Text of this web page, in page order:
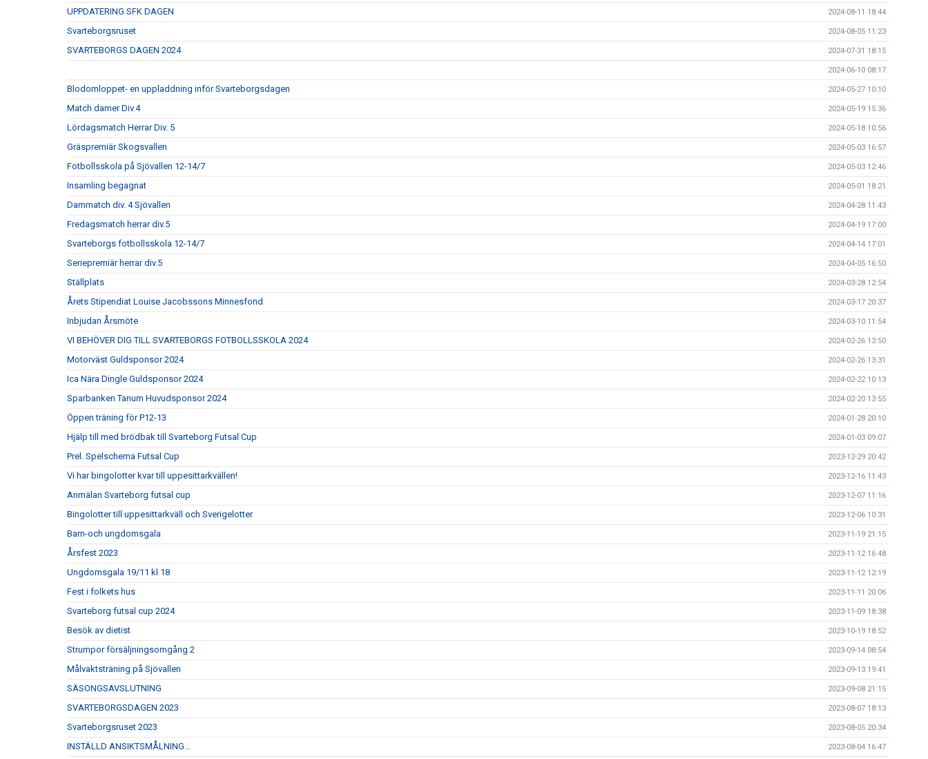
UPPDATERING SFK DAGEN 2024-08-11 18:44
Svarteborgsruset 2024-08-05 11:23
SVARTEBORGS DAGEN 2024 2024-07-31 18:15
2024-06-10 08:17
Blodomloppet- en uppladdning inför Svarteborgsdagen 2024-05-27 10:10
Match damer Div.4 2024-05-19 15:36
Lördagsmatch Herrar Div. 5 2024-05-18 10:56
Gräspremiär Skogsvallen 2024-05-03 16:57
Fotbollsskola på Sjövallen 12-14/7 2024-05-03 12:46
Insamling begagnat 2024-05-01 18:21
Dammatch div. 4 Sjövallen 2024-04-28 11:43
Fredagsmatch herrar div.5 2024-04-19 17:00
Svarteborgs fotbollsskola 12-14/7 2024-04-14 17:01
Seriepremiär herrar div.5 2024-04-05 16:50
Ställplats 2024-03-28 12:54
Årets Stipendiat Louise Jacobssons Minnesfond 2024-03-17 20:37
Inbjudan Årsmöte 2024-03-10 11:54
VI BEHÖVER DIG TILL SVARTEBORGS FOTBOLLSSKOLA 2024 2024-02-26 13:50
Motorväst Guldsponsor 2024 2024-02-26 13:31
Ica Nära Dingle Guldsponsor 2024 2024-02-22 10:13
Sparbanken Tanum Huvudsponsor 2024 2024-02-20 13:55
Öppen träning för P12-13 2024-01-28 20:10
Hjälp till med brödbak till Svarteborg Futsal Cup 2024-01-03 09:07
Prel. Spelschema Futsal Cup 2023-12-29 20:42
Vi har bingolotter kvar till uppesittarkvällen! 2023-12-16 11:43
Anmälan Svarteborg futsal cup 2023-12-07 11:16
Bingolotter till uppesittarkväll och Sverigelotter 2023-12-06 10:31
Barn-och ungdomsgala 2023-11-19 21:15
Årsfest 2023 2023-11-12 16:48
Ungdomsgala 19/11 kl 18 2023-11-12 12:19
Fest i folkets hus 2023-11-11 20:06
Svarteborg futsal cup 2024 2023-11-09 18:38
Besök av dietist 2023-10-19 18:52
Strumpor försäljningsomgång 2 2023-09-14 08:54
Målvaktsträning på Sjövallen 2023-09-13 19:41
SÄSONGSAVSLUTNING 2023-09-08 21:15
SVARTEBORGSDAGEN 2023 2023-08-07 18:13
Svarteborgsruset 2023 2023-08-05 20:34
INSTÄLLD ANSIKTSMÅLNING... 2023-08-04 16:47